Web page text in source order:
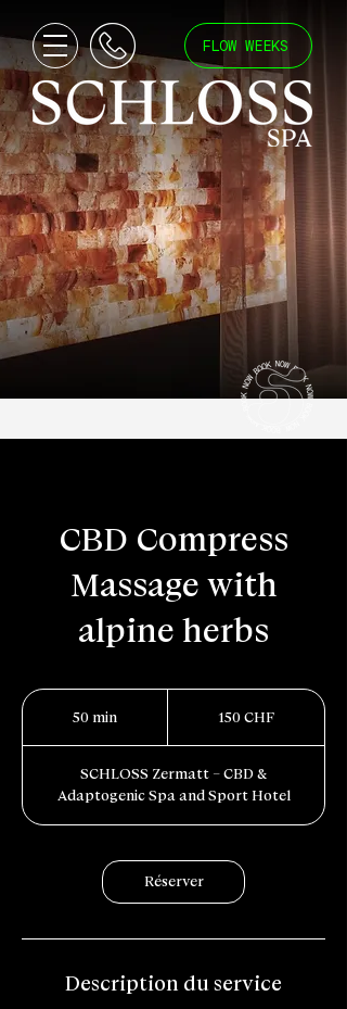
FLOW WEEKS
CBD Compress
Massage with
alpine herbs
50 min
i
n
150 CHF
SCHLOSS Zermatt – CBD &
Adaptogenic Spa and Sport Hotel
Réserver
Description du service